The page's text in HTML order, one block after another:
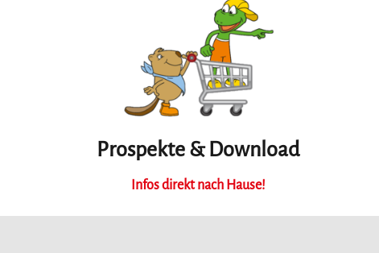
Prospekte & Download
Infos direkt nach Hause!